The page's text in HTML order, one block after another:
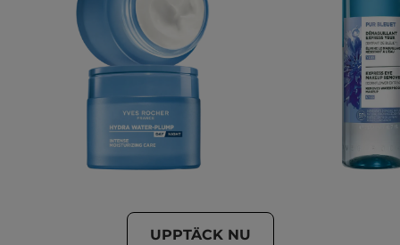
UPPTÄCK NU